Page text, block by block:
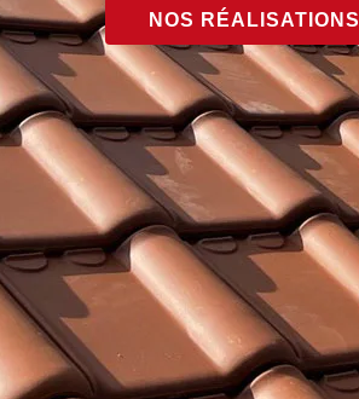
NOS RÉALISATIONS